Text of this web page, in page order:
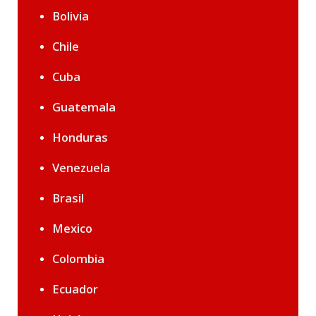
Bolivia
Chile
Cuba
Guatemala
Honduras
Venezuela
Brasil
Mexico
Colombia
Ecuador